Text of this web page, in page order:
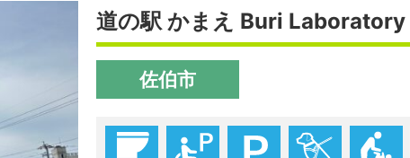
道の駅 かまえ Buri Laboratory
佐伯市